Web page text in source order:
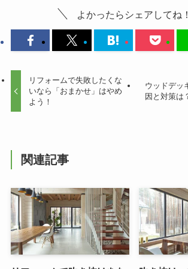
よかったらシェアしてね！
リフォームで失敗したくな
いなら「おまかせ」はやめ
よう！
ウッドデッ
因と対策は
関連記事